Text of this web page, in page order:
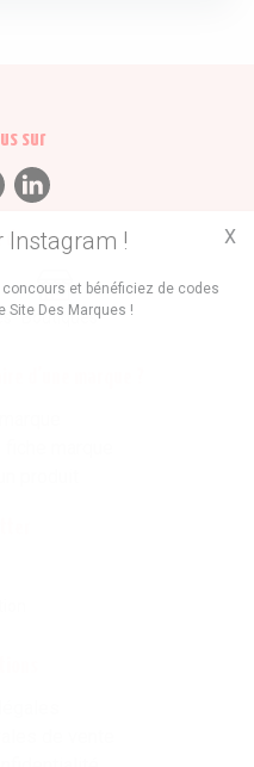
Instagram !
et bénéficiez de codes
Site Des Marques !
X
sur
des
Boutiques